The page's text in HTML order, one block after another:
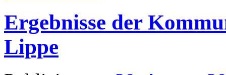
Ergebnisse der
Lippe